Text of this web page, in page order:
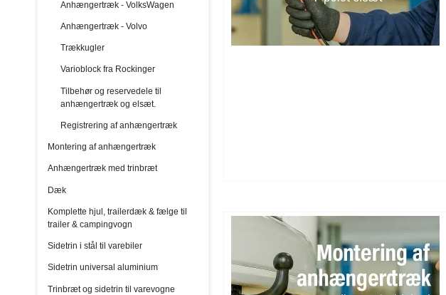
Anhængertræk - VolksWagen
Anhængertræk - Volvo
Trækkugler
Varioblock fra Rockinger
Tilbehør og reservedele til
anhængertræk og elsæt.
Registrering af anhængertræk
Montering af anhængertræk
Anhængertræk med trinbræt
Dæk
Komplette hjul, trailerdæk & fælge til
trailer & campingvogn
Sidetrin i stål til varebiler
Sidetrin universal aluminium
Trinbræt og sidetrin til varevogne